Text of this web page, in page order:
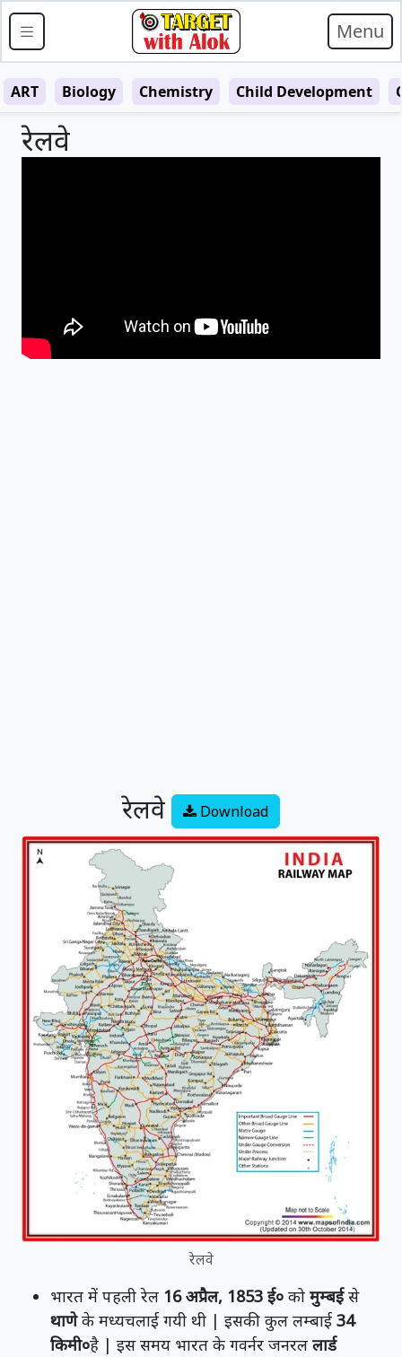
Menu
ART Biology Chemistry Child Development
रेलवे
रेलवे Download
रेलवे
भारत में पहली रेल 16 अप्रैल, 1853 ई० को मुम्बईसे
थाणेके मध्यचलाई गयी थी | इसकी कुल लम्बाई 34
किमी०है | इस समय भारत के गवर्नर जनरल लार्ड